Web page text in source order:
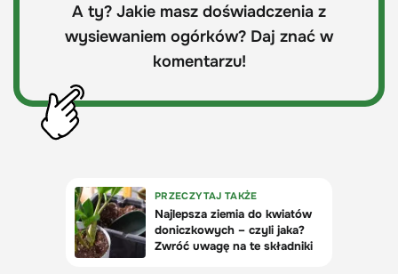
A ty? Jakie masz doświadczenia z
wysiewaniem ogórków? Daj znać w
komentarzu!